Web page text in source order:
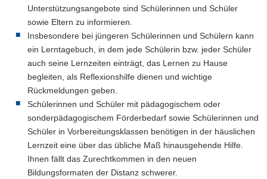
Unterstützungsangebote sind Schülerinnen und Schüler
sowie Eltern zu informieren.
Insbesondere bei jüngeren Schülerinnen und Schülern kann
ein Lerntagebuch, in dem jede Schülerin bzw. jeder Schüler
auch seine Lernzeiten einträgt, das Lernen zu Hause
begleiten, als Reflexionshilfe dienen und wichtige
Rückmeldungen geben.
Schülerinnen und Schüler mit pädagogischem oder
sonderpädagogischem Förderbedarf sowie Schülerinnen und
Schüler in Vorbereitungsklassen benötigen in der häuslichen
Lernzeit eine über das übliche Maß hinausgehende Hilfe.
Ihnen fällt das Zurechtkommen in den neuen
Bildungsformaten der Distanz schwerer.